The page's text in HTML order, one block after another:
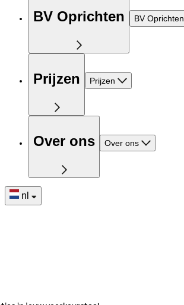
BV Oprichten BV Oprichten
Prijzen Prijzen
Over ons Over ons
nl